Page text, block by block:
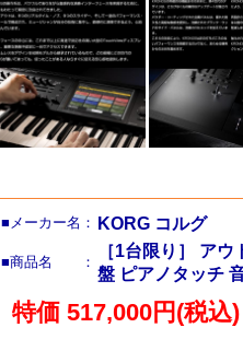
■メーカー名： KORG コルグ
■商品名 ：
［1台限り］ ア
盤 ピアノタッチ
特価 517,000円(税込)